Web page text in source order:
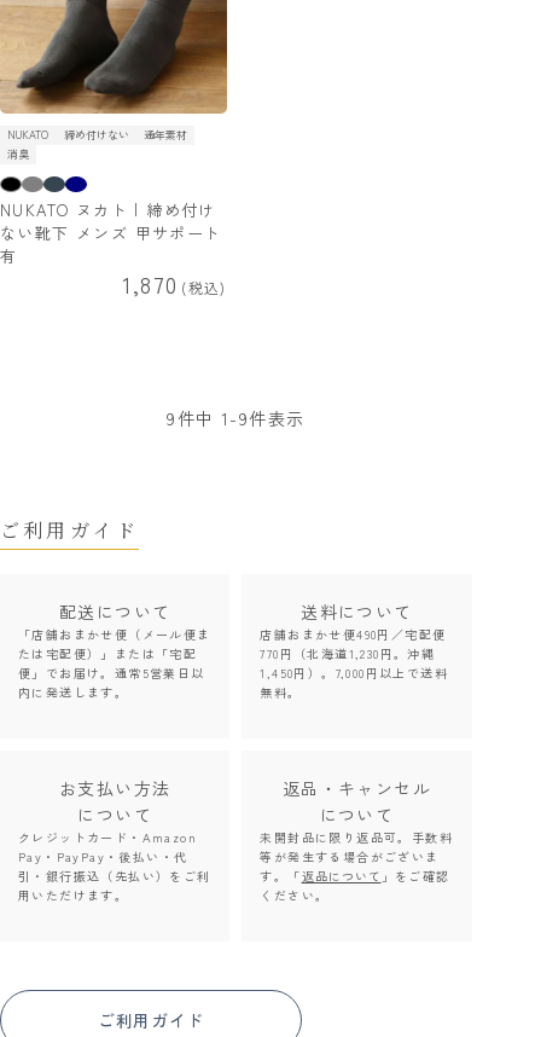
NUKATO 締め付けない
通年素材
消臭
NUKATO ヌカト | 締め付け
ない靴下 メンズ 甲サポート
有
1,870 税込
9 件中 1 -9件表示
ご利用ガイド
配送について
「店舗おまかせ便（メール便ま
たは宅配便）」または「宅配
便」でお届け。通常5営業日以
内に発送します。
送料について
店舗おまかせ便490円／宅配便
770円（北海道1,230円。沖縄
1,450円）。7,000円以上で送料
無料。
お支払い方法
について
クレジットカード・Amazon
Pay・PayPay・後払い・代
引・銀行振込（先払い）をご利
用いただけます。
返品・キャンセル
について
未開封品に限り返品可。手数料
等が発生する場合がございま
す。「返品について 」をご確認
ください。
ご利用ガイド